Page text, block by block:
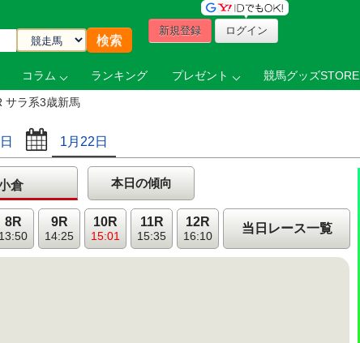
新規登録 ログイン
コラム ランキング プレゼント 競馬グッズSTORE
サラ系3歳新馬
1月22日
倉 本日の傾向
8R
13:50
9R
14:25
10R
15:01
11R
15:35
12R
16:10
当日レース一覧